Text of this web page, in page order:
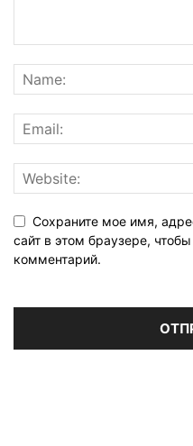
Сохраните мое имя,
сайт в этом браузере,
комментарий.